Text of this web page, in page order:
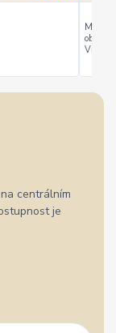
Můžu
Vřele
centrálním
je